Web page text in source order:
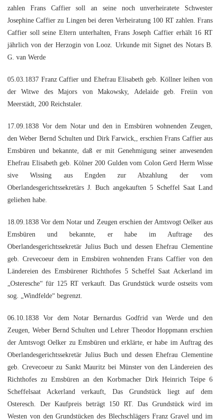
zahlen Frans Caffier soll an seine noch unverheiratete Schwester
Josephine Caffier zu Lingen bei deren Verheiratung 100 RT zahlen. Frans
Caffier soll seine Eltern unterhalten, Frans Joseph Caffier erhält 16 RT
jährlich von der Herzogin von Looz. Urkunde mit Signet des Notars B.
G. van Werde
05.03.1837 Franz Caffier und Ehefrau Elisabeth geb. Köllner leihen von
der Witwe des Majors von Makowsky, Adelaide geb. Freiin von
Meerstädt, 200 Reichstaler.
17.09.1838 Vor dem Notar und den in Emsbüren wohnenden Zeugen,
den Weber Bernd Schulten und Dirk Farwick,, erschien Frans Caffier aus
Emsbüren und bekannte, daß er mit Genehmigung seiner anwesenden
Ehefrau Elisabeth geb. Kölner 200 Gulden vom Colon Gerd Herm Wisse
sive Wissing aus Engden zur Abzahlung der vom
Oberlandesgerichtssekretärs J. Buch angekauften 5 Scheffel Saat Land
geliehen habe.
18.09.1838 Vor dem Notar und Zeugen erschien der Amtsvogt Oelker aus
Emsbüren und bekannte, er habe im Auftrage des
Oberlandesgerichtssekretär Julius Buch und dessen Ehefrau Clementine
geb. Crevecoeur dem in Emsbüren wohnenden Frans Caffier von den
Ländereien des Emsbürener Richthofes 5 Scheffel Saat Ackerland im
„Osteresche“ für 125 RT verkauft. Das Grundstück wurde ostseits vom
sog. „Windfelde“ begrenzt.
06.10.1838 Vor dem Notar Bernardus Godfrid van Werde und den
Zeugen, Weber Bernd Schulten und Lehrer Theodor Hoppmann erschien
der Amtsvogt Oelker zu Emsbüren und erklärte, er habe im Auftrag des
Oberlandesgerichtssekretär Julius Buch und dessen Ehefrau Clementine
geb. Crevecoeur zu Sankt Mauritz bei Münster von den Ländereien des
Richthofes zu Emsbüren an den Korbmacher Dirk Heinrich Teipe 6
Scheffelsaat Ackerland verkauft, Das Grundstück liegt auf dem
Osteresch. Der Kaufpreis beträgt 150 RT. Das Grundstück wird im
Westen von den Grundstücken des Blechschlägers Franz Gravel und im